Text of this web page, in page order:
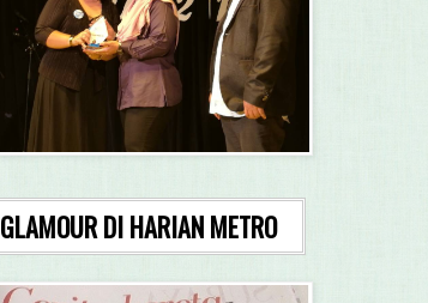
GLAMOUR DI HARIAN METRO